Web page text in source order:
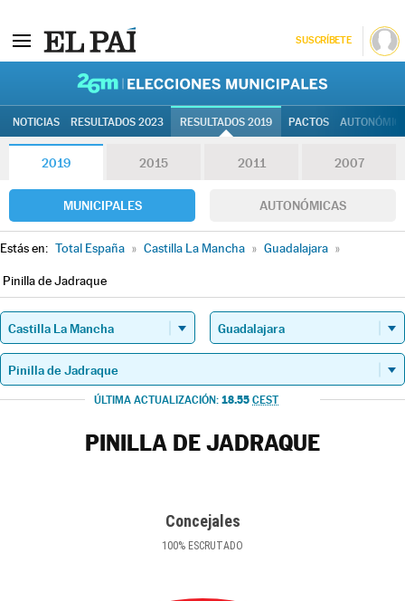
SUSCRÍBETE
NOTICIAS RESULTADOS 2023 RESULTADOS 2019 PACTOS
2019 2015 2011 2007
MUNICIPALES AUTONÓMICAS
Estás en: Total España » Castilla La Mancha » Guadalajara »
Pinilla de Jadraque
ÚLTIMA ACTUALIZACIÓN: 18.55 CEST
PINILLA DE JADRAQUE
Concejales
100% ESCRUTADO